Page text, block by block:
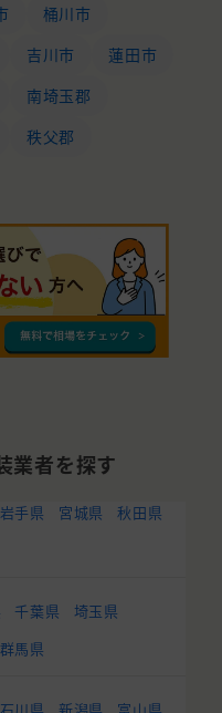
桶川市
吉川市
蓮田市
南埼玉郡
秩父郡
業者を探す
岩手県 宮城県
秋田県
千葉県
埼玉県
群馬県